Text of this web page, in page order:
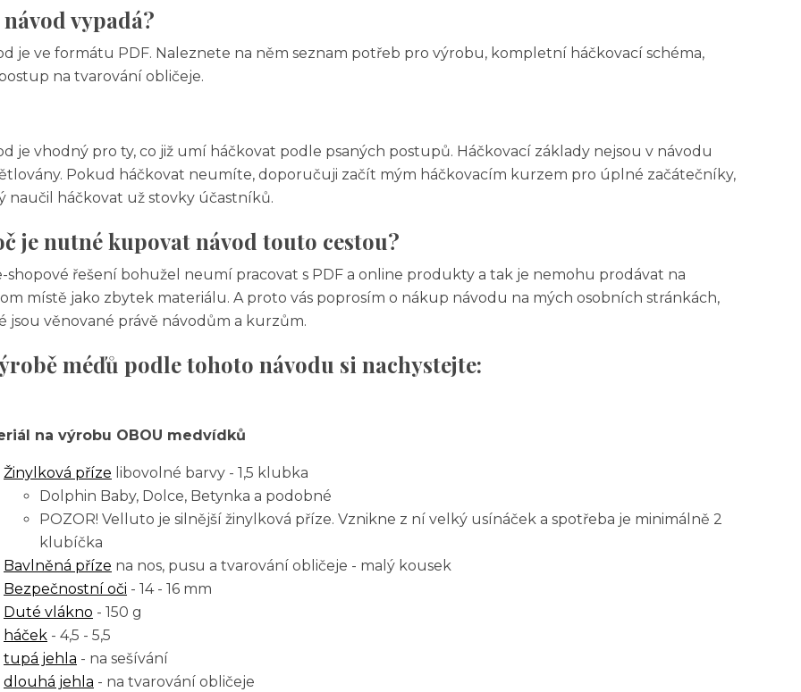
návod vypadá?
je ve formátu PDF. Naleznete na něm seznam potřeb pro výrobu, kompletní háčkovací schéma,
na tvarování obličeje.
je vhodný pro ty, co již umí háčkovat podle psaných postupů. Háčkovací základy nejsou v návodu
Pokud háčkovat neumíte, doporučuji začít mým háčkovacím kurzem pro úplné začátečníky,
naučil háčkovat už stovky účastníků.
je nutné kupovat návod touto cestou?
shopové řešení bohužel neumí pracovat s PDF a online produkty a tak je nemohu prodávat na
místě jako zbytek materiálu. A proto vás poprosím o nákup návodu na mých osobních stránkách,
jsou věnované právě návodům a kurzům.
méďů podle tohoto návodu si nachystejte:
na výrobu OBOU medvídků
Žinylková příze libovolné barvy - 1,5 klubka
Dolphin Baby, Dolce, Betynka a podobné
POZOR! Velluto je silnější žinylková příze. Vznikne z ní velký usínáček a spotřeba je minimálně 2
klubíčka
Bavlněná příze na nos, pusu a tvarování obličeje - malý kousek
Bezpečnostní oči - 14 - 16 mm
Duté vlákno - 150 g
háček - 4,5 - 5,5
tupá jehla - na sešívání
dlouhá jehla - na tvarování obličeje